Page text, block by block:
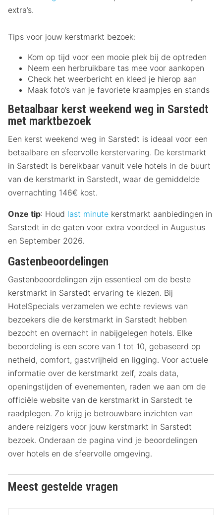
extra’s.
Tips voor jouw kerstmarkt bezoek:
Kom op tijd voor een mooie plek bij de optreden
Neem een herbruikbare tas mee voor aankopen
Check het weerbericht en kleed je hierop aan
Maak foto’s van je favoriete kraampjes en stands
Betaalbaar kerst weekend weg in Sarstedt
met marktbezoek
Een kerst weekend weg in Sarstedt is ideaal voor een
betaalbare en sfeervolle kerstervaring. De kerstmarkt
in Sarstedt is bereikbaar vanuit vele hotels in de buurt
van de kerstmarkt in Sarstedt, waar de gemiddelde
overnachting 146€ kost.
Onze tip: Houd last minute kerstmarkt aanbiedingen in
Sarstedt in de gaten voor extra voordeel in Augustus
en September 2026.
Gastenbeoordelingen
Gastenbeoordelingen zijn essentieel om de beste
kerstmarkt in Sarstedt ervaring te kiezen. Bij
HotelSpecials verzamelen we echte reviews van
bezoekers die de kerstmarkt in Sarstedt hebben
bezocht en overnacht in nabijgelegen hotels. Elke
beoordeling is een score van 1 tot 10, gebaseerd op
netheid, comfort, gastvrijheid en ligging. Voor actuele
informatie over de kerstmarkt zelf, zoals data,
openingstijden of evenementen, raden we aan om de
officiële website van de kerstmarkt in Sarstedt te
raadplegen. Zo krijg je betrouwbare inzichten van
andere reizigers voor jouw kerstmarkt in Sarstedt
bezoek. Onderaan de pagina vind je beoordelingen
over hotels en de sfeervolle omgeving.
Meest gestelde vragen